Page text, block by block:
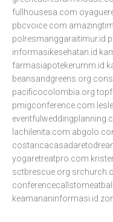
fullhousesa.com
pbcvoice.com
polresmanggaraitimur.id
informasikesehatan.id
farmasiapotekerumm.id
beansandgreens.org
pacificocolombia.org
pmigconference.com
lachilenita.com
yogaretreatpro.com
sctbrescue.org
keamananinformasi.id